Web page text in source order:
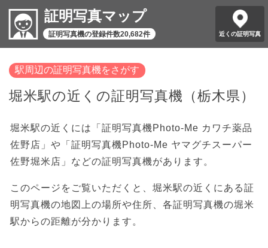
証明写真マップ
証明写真機の登録件数20,682件 近くの証明写真
駅周辺の証明写真機をさがす
堀米駅の近くの証明写真機（栃木県）
堀米駅の近くには「証明写真機Photo-Me カワチ薬品
佐野店」や「証明写真機Photo-Me ヤマグチスーパー
佐野堀米店」などの証明写真機があります。
このページをご覧いただくと、堀米駅の近くにある証
明写真機の地図上の場所や住所、各証明写真機の堀米
駅からの距離が分かります。